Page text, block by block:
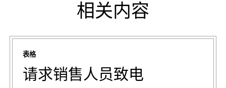
相关内容
表格
请求销售人员致电